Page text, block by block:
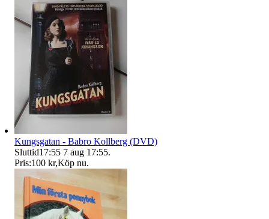
Kungsgatan - Babro Kollberg (DVD)
Sluttid17:55 7 aug 17:55.
Pris:100 kr,Köp nu.